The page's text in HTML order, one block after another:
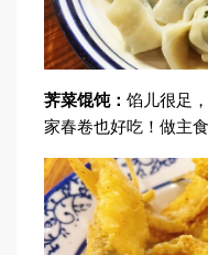
荠菜馄饨： 馅儿很足
家春卷也好吃！做主食